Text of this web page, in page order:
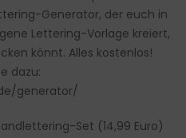
Generator, der euch in
Lettering-Vorlage kreiert,
könnt. Alles kostenlos!
dazu:
generator/
Set (14,99 Euro)